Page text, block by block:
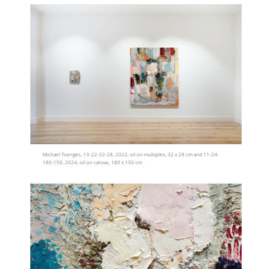
Michael Toenges, 13-22-32-28, 2022, oil on multiplex, 32 x 28 cm and 11-24-
180-150, 2024, oil on canvas, 180 x 150 cm